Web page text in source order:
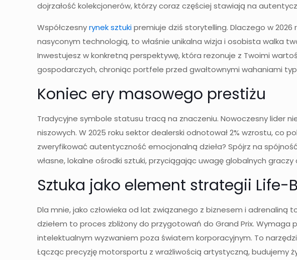
dojrzałość kolekcjonerów, którzy coraz częściej stawiają na
Współczesnyrynek sztukipremiuje dziś storytelling. Dlaczego w
nasyconym technologią, to właśnie unikalna wizja i osobista walka
Inwestujesz w konkretną perspektywę, która rezonuje z Twoimi
gospodarczych, chroniąc portfele przed gwałtownymi wahaniami
Koniec ery masowego prestiżu
Tradycyjne symbole statusu tracą na znaczeniu. Nowoczesny lider
niszowych. W 2025 roku sektor dealerski odnotował 2% wzrostu, co
zweryfikować autentyczność emocjonalną dzieła? Spójrz na
własne, lokalne ośrodki sztuki, przyciągając uwagę globalnych
Sztuka jako element strategii Life-
Dla mnie, jako człowieka od lat związanego z biznesem i
dziełem to proces zbliżony do przygotowań do Grand Prix. Wymaga
intelektualnym wyzwaniem poza światem korporacyjnym. To
Łącząc precyzję motorsportu z wrażliwością artystyczną, budujemy